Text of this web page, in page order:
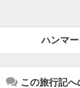
ハンマ
この旅行記へ